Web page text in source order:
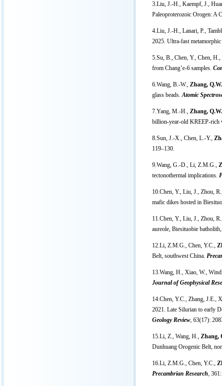
3.Liu, J.-H., Kaempf, J.,
Paleoproterozoic Orogen: A
4.Liu, J.-H., Lanari, P.,
2025. Ultra-fast
5.Su, B., Chen, Y., Chen,
from Chang’e-6 samples.
6.Wang, B.-W., Zhang,
glass beads.Atomic
7.Yang, M.-H., Zhang,
billion-year-old KREEP-rich
8.Sun, J.-X., Chen, L.-Y.,
119–130.
9.Wang, G.-D., Li, Z.M.G.,
tectonothermal implications.
10.Chen, Y., Liu, J., Zhou,
mafic dikes hosted in
11.Chen, Y., Liu, J., Zhou,
aureole, Biesituobie
12.Li, Z.M.G., Chen, Y.C.,
Belt, southwest China.
13.Wang, H., Xiao, W.,
Journal of Geophysical
14.Chen, Y.C., Zhang, J.E.,
2021. Late Silurian to early
Geology Review, 63(17):
15.Li, Z., Wang, H., Zhang,
Dunhuang Orogenic Belt,
16.Li, Z.M.G., Chen, Y.C.,
Precambrian Research,